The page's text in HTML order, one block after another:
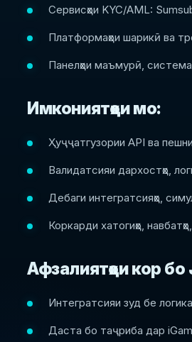
Сервисҳои KYC/AML:
Платформаҳои шарикӣ ва
Панелҳои маъмурӣ,
Имкониятҳои мо:
Ҳуҷҷатгузории API ва
Валидатсияи дархостҳо,
Дебаги интегратсияҳо,
Коркарди хатогиҳо,
Афзалиятҳои кор
Интегратсияи зуд бе
Даста бо таҷриба дар